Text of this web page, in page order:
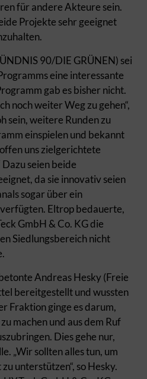
für andere Akteure sein.
Projekte sehr geeignet
90/DIE GRÜNEN) sei
eine interessante
gab es bisher nicht.
noch weiter Weg zu gehen“,
sein, weitere Runden zu
einspielen und bekannt
uns zielgerichtete
seien beide
da sie innovativ seien
sogar über ein
Eltrop bedauerte,
GmbH & Co. KG die
Siedlungsbereich nicht
Andreas Hesky (Freie
bereitgestellt und wussten
Fraktion ginge es darum,
machen und aus dem Ruf
Dies gehe nur,
„Wir sollten alles tun, um
unterstützen“, so Hesky.